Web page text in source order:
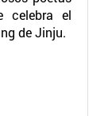
celebra el
de Jinju.